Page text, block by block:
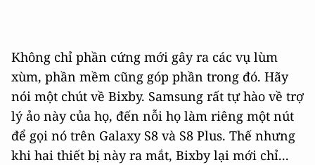
Không chỉ phần cứng mới gây ra các vụ lùm
xùm, phần mềm cũng góp phần trong đó. Hãy
nói một chút về Bixby. Samsung rất tự hào về trợ
lý ảo này của họ, đến nỗi họ làm riêng một nút
để gọi nó trên Galaxy S8 và S8 Plus. Thế nhưng
khi hai thiết bị này ra mắt, Bixby lại mới chỉ...